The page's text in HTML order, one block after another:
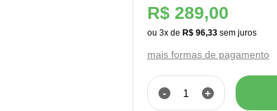
R$ 289,00
ou 3xde R$ 96,33
mais formas de pagamento
- +